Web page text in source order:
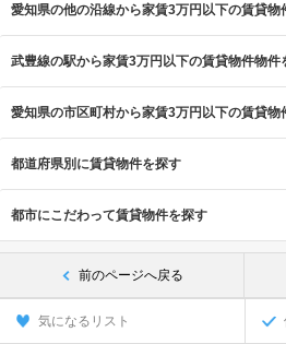
愛知県の他の沿線から家賃3万円以下の賃貸物
武豊線の駅から家賃3万円以下の賃貸物件物件
愛知県の市区町村から家賃3万円以下の賃貸物
都道府県別に賃貸物件を探す
都市にこだわって賃貸物件を探す
前のページへ戻る
気になるリスト